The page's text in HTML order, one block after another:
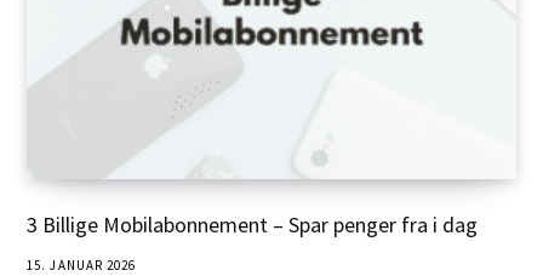
3 Billige Mobilabonnement – Spar penger fra i dag
15. JANUAR 2026